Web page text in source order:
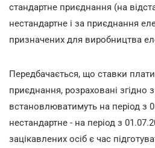
стандартне приєднання (на
нестандартне і за приєднання
призначених для виробництва
Передбачається, що ставки
приєднання, розраховані
встановлюватимуть на період з
нестандартне - на період з
зацікавлених осіб є час